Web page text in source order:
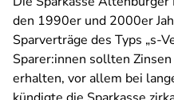
den 1990er und 2000er
Sparverträge des Typs „s-
Sparer:innen sollten
erhalten, vor allem bei